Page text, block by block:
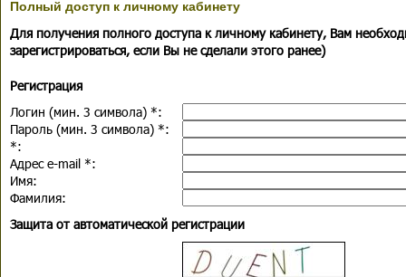
Полный доступ к личному кабинету
Для получения полного доступа к личному кабинету, Вам
зарегистрироваться, если Вы не сделали этого ранее)
Регистрация
Логин (мин. 3 символа) *:
Пароль (мин. 3 символа) *:
*:
Адрес e-mail *:
Имя:
Фамилия:
Защита от автоматической регистрации